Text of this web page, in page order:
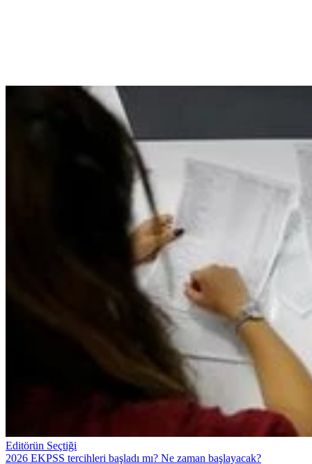
Editörün Seçtiği
2026 EKPSS tercihleri başladı mı? Ne zaman başlayacak?